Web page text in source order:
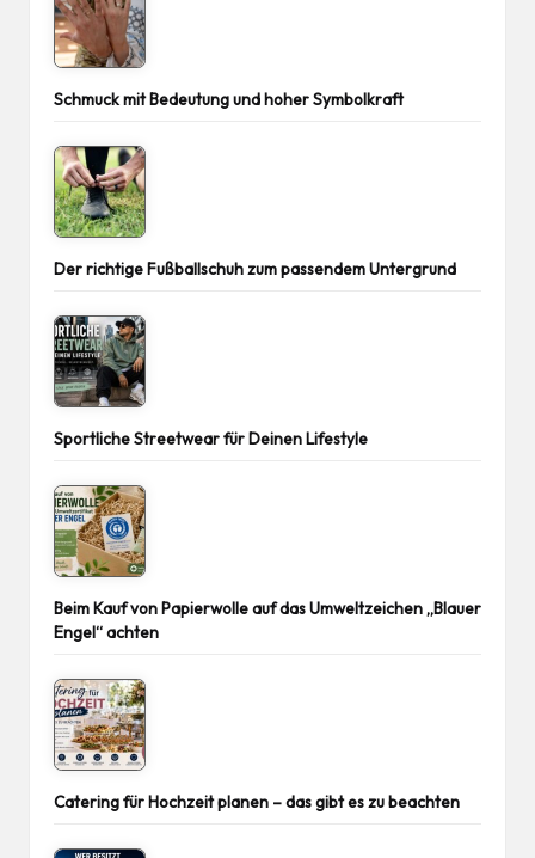
Schmuck mit Bedeutung und hoher Symbolkraft
Der richtige Fußballschuh zum passendem Untergrund
Sportliche Streetwear für Deinen Lifestyle
Beim Kauf von Papierwolle auf das Umweltzeichen „Blauer
Engel“ achten
Catering für Hochzeit planen – das gibt es zu beachten